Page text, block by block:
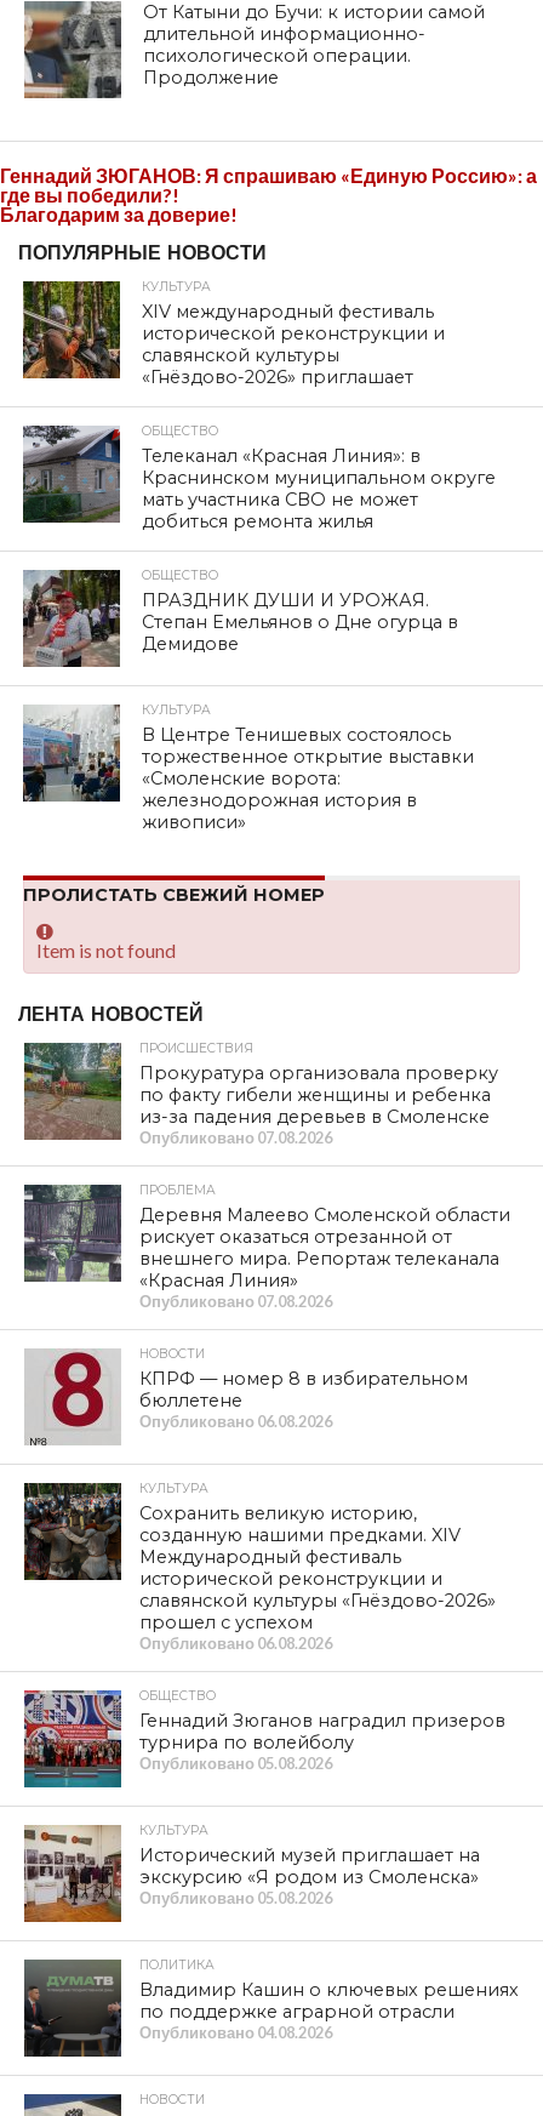
От Катыни до Бучи: к истории самой
длительной информационно-
психологической операции.
Продолжение
Геннадий ЗЮГАНОВ: Я спрашиваю «Единую Россию»: а
где вы победили?!
Благодарим за доверие!
ПОПУЛЯРНЫЕ НОВОСТИ
КУЛЬТУРА
XIV международный фестиваль
исторической реконструкции и
славянской культуры
«Гнёздово-2026» приглашает
ОБЩЕСТВО
Телеканал «Красная Линия»: в
Краснинском муниципальном округе
мать участника СВО не может
добиться ремонта жилья
ОБЩЕСТВО
ПРАЗДНИК ДУШИ И УРОЖАЯ.
Степан Емельянов о Дне огурца в
Демидове
КУЛЬТУРА
В Центре Тенишевых состоялось
торжественное открытие выставки
«Смоленские ворота:
железнодорожная история в
живописи»
ПРОЛИСТАТЬ СВЕЖИЙ НОМЕР
Item is not found
ЛЕНТА НОВОСТЕЙ
ПРОИСШЕСТВИЯ
Прокуратура организовала проверку
по факту гибели женщины и ребенка
из-за падения деревьев в Смоленске
Опубликовано 07.08.2026
ПРОБЛЕМА
Деревня Малеево Смоленской области
рискует оказаться отрезанной от
внешнего мира. Репортаж телеканала
«Красная Линия»
Опубликовано 07.08.2026
НОВОСТИ
КПРФ — номер 8 в избирательном
бюллетене
Опубликовано 06.08.2026
КУЛЬТУРА
Сохранить великую историю,
созданную нашими предками. XIV
Международный фестиваль
исторической реконструкции и
славянской культуры «Гнёздово-2026»
прошел с успехом
Опубликовано 06.08.2026
ОБЩЕСТВО
Геннадий Зюганов наградил призеров
турнира по волейболу
Опубликовано 05.08.2026
КУЛЬТУРА
Исторический музей приглашает на
экскурсию «Я родом из Смоленска»
Опубликовано 05.08.2026
ПОЛИТИКА
Владимир Кашин о ключевых решениях
по поддержке аграрной отрасли
Опубликовано 04.08.2026
НОВОСТИ